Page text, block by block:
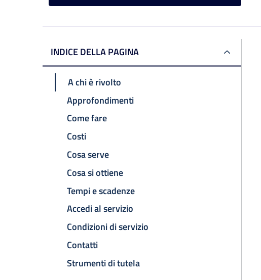
INDICE DELLA PAGINA
A chi è rivolto
Approfondimenti
Come fare
Costi
Cosa serve
Cosa si ottiene
Tempi e scadenze
Accedi al servizio
Condizioni di servizio
Contatti
Strumenti di tutela